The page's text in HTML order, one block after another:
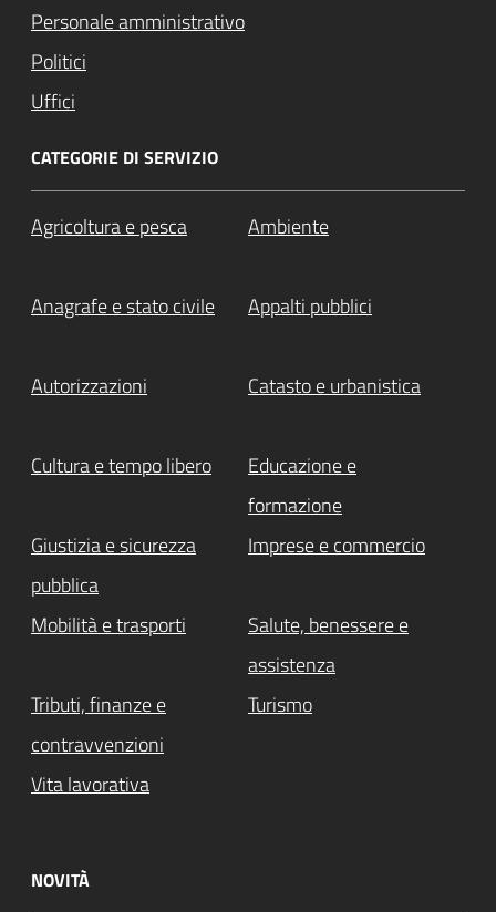
Personale amministrativo
Politici
Uffici
CATEGORIE DI SERVIZIO
Agricoltura e pesca Ambiente
Anagrafe e stato civile Appalti pubblici
Autorizzazioni Catasto e urbanistica
Cultura e tempo libero
Educazione e
formazione
Giustizia e sicurezza
pubblica
Imprese e commercio
Mobilità e trasporti
Salute, benessere e
assistenza
Tributi, finanze e
contravvenzioni
Turismo
Vita lavorativa
NOVITÀ